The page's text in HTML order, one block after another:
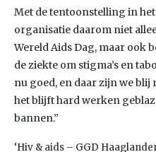
Met de tentoonstelling in
organisatie daarom niet
Wereld Aids Dag, maar ook
de ziekte om stigma’s en
nu goed, en daar zijn we blij
het blijft hard werken
bannen.”
‘Hiv & aids – GGD